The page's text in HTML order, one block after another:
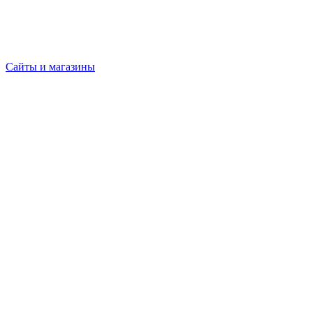
Сайты и магазины